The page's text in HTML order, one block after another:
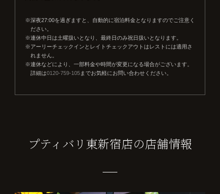
深夜27:00を過ぎますと、自動的に宿泊料金となりますのでご注意く
ださい。
連休中日は土曜扱いとなり、最終日のみ祝日扱いとなります。
アーリーチェックインとレイトチェックアウトはレストには適用さ
れません。
連休などにより、一部料金や時間が変更になる場合がございます。
詳細は0120-759-105までお気軽にお問い合わせください。
プティバリ東新宿店の店舗情報